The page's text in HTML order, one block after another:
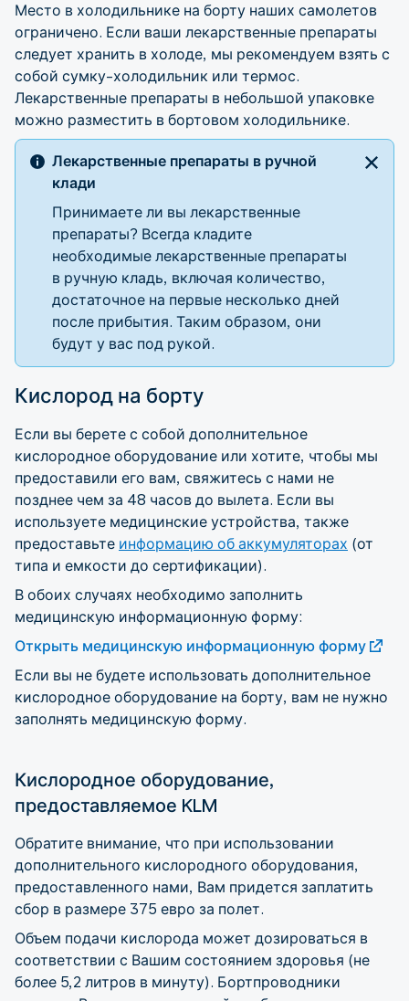
Место в холодильнике на борту наших самолетов
ограничено. Если ваши лекарственные препараты
следует хранить в холоде, мы рекомендуем взять с
собой сумку-холодильник или термос.
Лекарственные препараты в небольшой упаковке
можно разместить в бортовом холодильнике.
Лекарственные препараты в ручной
клади
Принимаете ли вы лекарственные
препараты? Всегда кладите
необходимые лекарственные препараты
в ручную кладь, включая количество,
достаточное на первые несколько дней
после прибытия. Таким образом, они
будут у вас под рукой.
Кислород на борту
Если вы берете с собой дополнительное
кислородное оборудование или хотите, чтобы мы
предоставили его вам, свяжитесь с нами не
позднее чем за 48 часов до вылета. Если вы
используете медицинские устройства, также
предоставьте информацию об аккумуляторах (от
типа и емкости до сертификации).
В обоих случаях необходимо заполнить
медицинскую информационную форму:
Открыть медицинскую информационную форму
Если вы не будете использовать дополнительное
кислородное оборудование на борту, вам не нужно
заполнять медицинскую форму.
Кислородное оборудование,
предоставляемое KLM
Обратите внимание, что при использовании
дополнительного кислородного оборудования,
предоставленного нами, Вам придется заплатить
сбор в размере 375 евро за полет.
Объем подачи кислорода может дозироваться в
соответствии с Вашим состоянием здоровья (не
более 5,2 литров в минуту). Бортпроводники